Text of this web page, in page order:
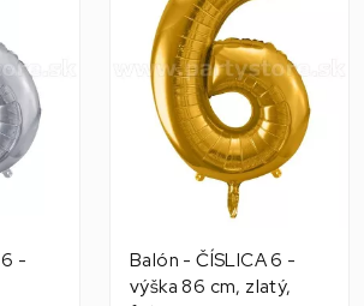
-
Balón - ČÍSLICA 6 -
výška 86 cm, zlatý,